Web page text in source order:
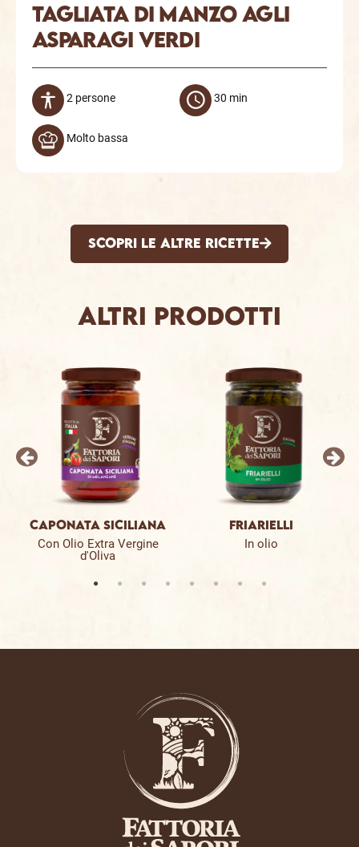
Tagliata di manzo agli
asparagi verdi
2 persone 30 min
Molto bassa
SCOPRI LE ALTRE RICETTE
Altri prodotti
CAPONATA SICILIANA
Con Olio Extra Vergine
d'Oliva
FRIARIELLI
In olio